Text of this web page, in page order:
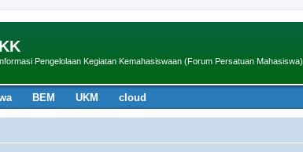
Pengelolaan Kegiatan Kemahasiswaan (Forum Persatuan Mahasiswa)
BEM UKM cloud